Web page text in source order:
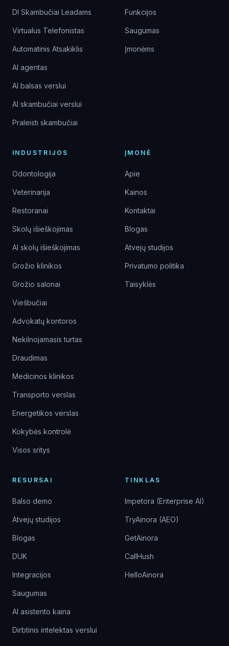
DI Skambučiai Leadams
Virtualus Telefonistas
Automatinis Atsakiklis
AI agentas
AI balsas verslui
AI skambučiai verslui
Praleisti skambučiai
Funkcijos
Saugumas
Įmonėms
INDUSTRIJOS
Odontologija
Veterinarija
Restoranai
Skolų išieškojimas
AI skolų išieškojimas
Grožio klinikos
Grožio salonai
Viešbučiai
Advokatų kontoros
Nekilnojamasis turtas
Draudimas
Medicinos klinikos
Transporto verslas
Energetikos verslas
Kokybės kontrolė
Visos sritys
ĮMONĖ
Apie
Kainos
Kontaktai
Blogas
Atvejų studijos
Privatumo politika
Taisyklės
RESURSAI
Balso demo
Atvejų studijos
Blogas
DUK
Integracijos
Saugumas
AI asistento kaina
Dirbtinis intelektas verslui
TINKLAS
Impetora (Enterprise AI)
TryAinora (AEO)
GetAinora
CallHush
HelloAinora